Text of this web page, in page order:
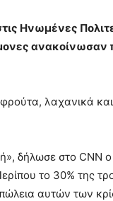
Ηνωμένες
ανακοίνωσαν
φρούτα, λαχανικά
δήλωσε στο CNN
το 30% της
αυτών των